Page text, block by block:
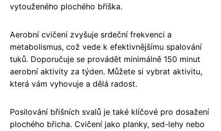
vytouženého plochého bříška.
Aerobní cvičení zvyšuje srdeční frekvenci a
metabolismus, což vede k efektivnějšímu spalování
tuků. Doporučuje se provádět minimálně 150 minut
aerobní aktivity za týden. Můžete si vybrat aktivitu,
která vám vyhovuje a dělá radost.
Posilování břišních svalů je také klíčové pro dosažení
plochého břicha. Cvičení jako planky, sed-lehy nebo